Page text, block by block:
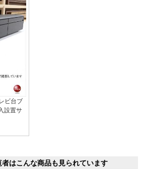
ビ台ブ
設置サ
者はこんな商品も見られています